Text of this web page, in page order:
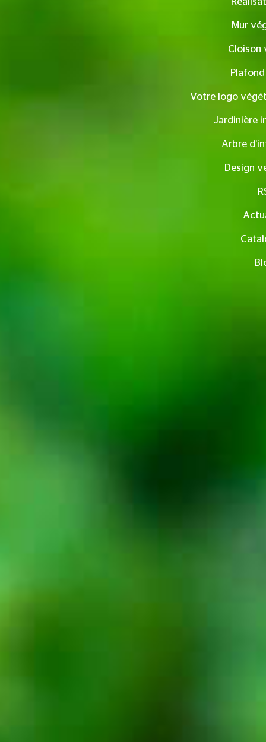
Mur
Cloison
Votre logo
Jardinière
Arbre
Design